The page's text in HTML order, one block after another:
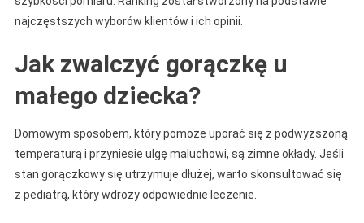
najczęstszych wyborów klientów i ich opinii.
Jak zwalczyć gorączkę u
małego dziecka?
Domowym sposobem, który pomoże uporać się z podwyższoną
temperaturą i przyniesie ulgę maluchowi, są zimne okłady. Jeśli
stan gorączkowy się utrzymuje dłużej, warto skonsultować się
z pediatrą, który wdroży odpowiednie leczenie.